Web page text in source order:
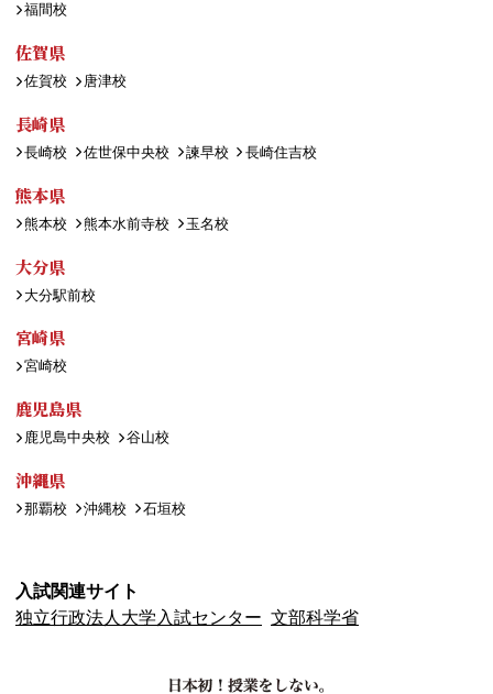
福間校
佐賀県
佐賀校 唐津校
長崎県
長崎校 佐世保中央校 諫早校 長崎住吉校
熊本県
熊本校 熊本水前寺校 玉名校
大分県
大分駅前校
宮崎県
宮崎校
鹿児島県
鹿児島中央校 谷山校
沖縄県
那覇校 沖縄校 石垣校
入試関連サイト
独立行政法人大学入試センター 文部科学省